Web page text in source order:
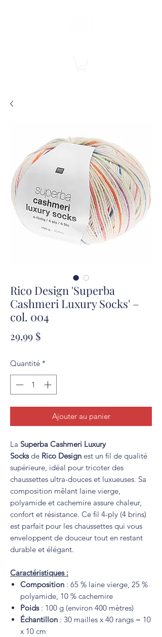
Rico Design 'Superba
Cashmeri Luxury Socks' –
col. 004
29,99 $Prix
Quantité *
Ajouter au panier
La Superba Cashmeri Luxury
Socksde Rico Design est un fil de qualité
supérieure, idéal pour tricoter des
chaussettes ultra-douces et luxueuses. Sa
composition mêlant laine vierge,
polyamide et cachemire assure chaleur,
confort et résistance. Ce fil 4-ply (4 brins)
est parfait pour les chaussettes qui vous
enveloppent de douceur tout en restant
durable et élégant.
Caractéristiques :
Composition : 65 % laine vierge, 25 %
polyamide, 10 % cachemire
Poids: 100 g (environ 400 mètres)
Échantillon : 30 mailles x 40 rangs = 10
x 10 cm